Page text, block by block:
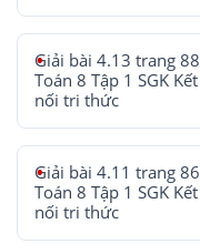
Giải bài 4.13 trang 88
Toán 8 Tập 1 SGK Kết
nối tri thức
Giải bài 4.11 trang 86
Toán 8 Tập 1 SGK Kết
nối tri thức